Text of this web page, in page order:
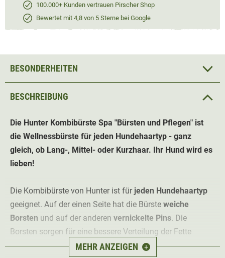
100.000+ Kunden vertrauen Pirscher Shop
Bewertet mit 4,8 von 5 Sterne bei Google
BESCHREIBUNG
Die Hunter Kombibürste Spa "Bürsten und Pflegen" ist
die Wellnessbürste für jeden Hundehaartyp - ganz
gleich, ob Lang-, Mittel- oder Kurzhaar. Ihr Hund wird es
lieben!
Die Kombibürste von Hunter ist für jeden Hundehaartyp
geeignet. Auf der einen Seite hat die Bürste weiche
Borsten und auf der anderen vernickelte Pins. Die
Borsten sorgen für eine bessere Verteilung der Fette
innerhalb des Fells, während die Pins zur schonenden
MEHR ANZEIGEN +
BESONDERHEITEN